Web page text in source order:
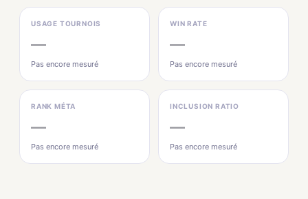
USAGE TOURNOIS
—
Pas encore mesuré
WIN RATE
—
Pas encore mesuré
RANK MÉTA
—
Pas encore mesuré
INCLUSION RATIO
—
Pas encore mesuré